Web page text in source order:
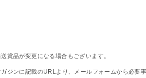
賞品が変更になる場合もございます。
ジンに記載のURLより、メールフォームから必要